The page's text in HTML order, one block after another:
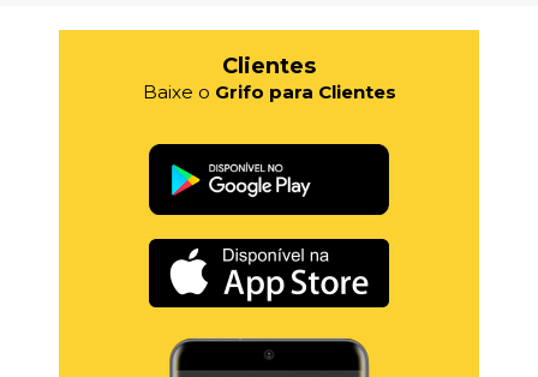
Clientes
Baixe o Grifo para Clientes